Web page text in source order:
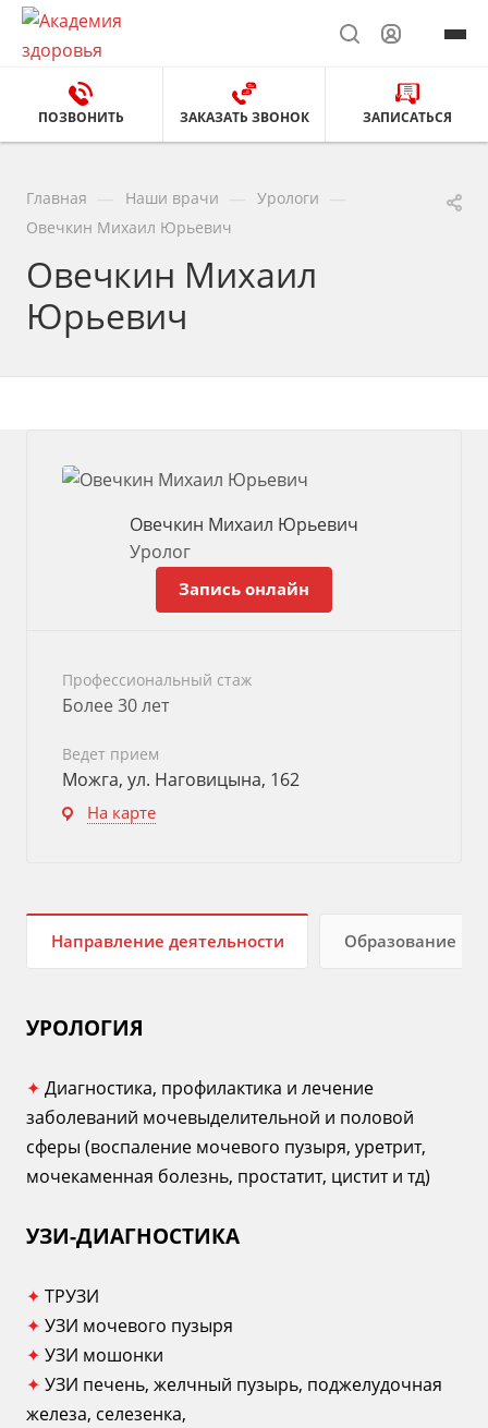
ПОЗВОНИТЬ ЗАКАЗАТЬ ЗВОНОК ЗАПИСАТЬСЯ
Главная Наши врачи Урологи
Овечкин Михаил Юрьевич
Овечкин Михаил
Юрьевич
Овечкин Михаил Юрьевич
Уролог
Запись онлайн
Профессиональный стаж
Более 30 лет
Ведет прием
Можга, ул. Наговицына, 162
На карте
Направление деятельности Образование
УРОЛОГИЯ
✦ Диагностика, профилактика и лечение
заболеваний мочевыделительной и половой
сферы (воспаление мочевого пузыря, уретрит,
мочекаменная болезнь, простатит, цистит и тд)
УЗИ-ДИАГНОСТИКА
✦ ТРУЗИ
✦ УЗИ мочевого пузыря
✦ УЗИ мошонки
✦ УЗИ печень, желчный пузырь, поджелудочная
железа, селезенка,